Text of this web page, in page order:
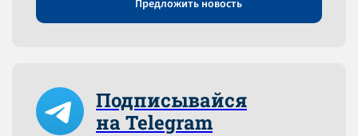
Предложить новость
Подписывайся
на Telegram